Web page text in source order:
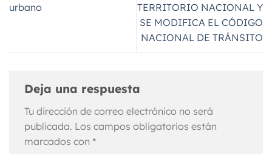
urbano
TERRITORIO NACIONAL Y
SE MODIFICA EL CÓDIGO
NACIONAL DE TRÁNSITO
Deja una respuesta
Tu dirección de correo electrónico no será
publicada. Los campos obligatorios están
marcados con *